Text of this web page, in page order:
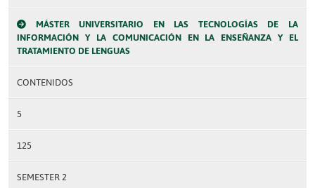
MÁSTER UNIVERSITARIO EN LAS TECNOLOGÍAS DE LA
INFORMACIÓN Y LA COMUNICACIÓN EN LA ENSEÑANZA Y EL
TRATAMIENTO DE LENGUAS
CONTENIDOS
5
125
SEMESTER 2